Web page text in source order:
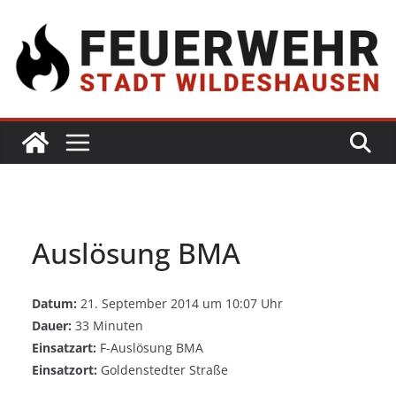
Auslösung BMA
Datum: 21. September 2014 um 10:07 Uhr
Dauer: 33 Minuten
Einsatzart: F-Auslösung BMA
Einsatzort: Goldenstedter Straße